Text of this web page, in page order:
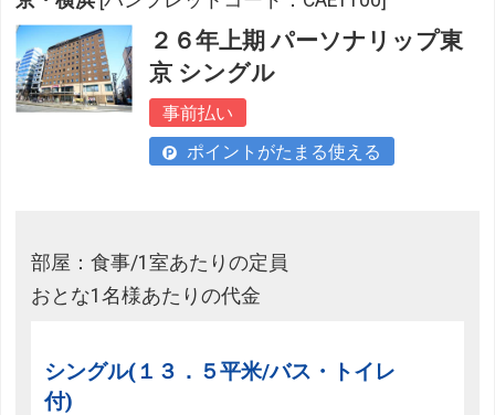
２６年上期 パーソナリップ東
京 シングル
事前払い
ポイントがたまる使える
部屋：食事/1室あたりの定員
おとな1名様あたりの代金
シングル(１３．５平米/バス・トイレ
付)